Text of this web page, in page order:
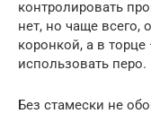
контролировать
нет, но чаще всего,
коронкой, а в
использовать перо.
Без стамески не